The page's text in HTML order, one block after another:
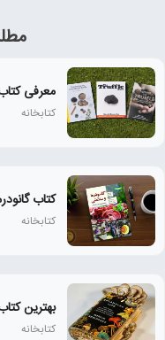
معرفی
کتابخانه
کتاب
کتابخانه
بهترین
کتابخانه